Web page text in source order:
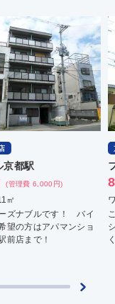
都駅
理費 6,000円)
ナブルです！ バイ
の方はアパマンショ
店まで！
京
フ
8.1
ワ
こ
シ
く